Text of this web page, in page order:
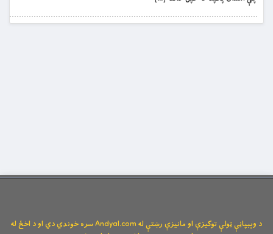
د وېبپاڼې ټولې توکیزې او مانیزې رښتې له Andyal.com سره خوندي دي او د اخځ له